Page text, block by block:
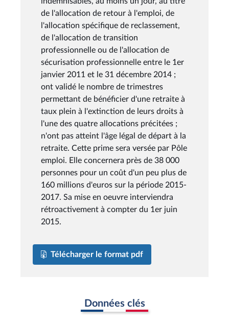
de l'allocation de retour à l'emploi, de
l'allocation spécifique de reclassement,
de l'allocation de transition
professionnelle ou de l'allocation de
sécurisation professionnelle entre le 1er
janvier 2011 et le 31 décembre 2014 ;
ont validé le nombre de trimestres
permettant de bénéficier d'une retraite à
taux plein à l'extinction de leurs droits à
l'une des quatre allocations précitées ;
n'ont pas atteint l'âge légal de départ à la
retraite. Cette prime sera versée par Pôle
emploi. Elle concernera près de 38 000
personnes pour un coût d'un peu plus de
160 millions d'euros sur la période 2015-
2017. Sa mise en oeuvre interviendra
rétroactivement à compter du 1er juin
2015.
Télécharger le format pdf
Données clés